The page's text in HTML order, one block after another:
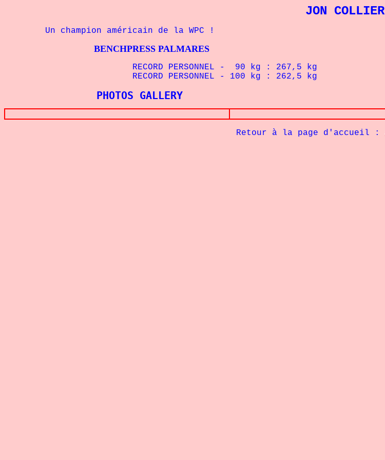
JON COLLIER
Un champion américain de la WPC !
BENCHPRESS PALMARES
RECORD PERSONNEL - 90 kg : 267,5 kg
RECORD PERSONNEL - 100 kg : 262,5 kg
PHOTOS GALLERY
Retour à la page d'accueil :